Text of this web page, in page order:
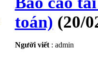
toán) (20/
Người viết: admin